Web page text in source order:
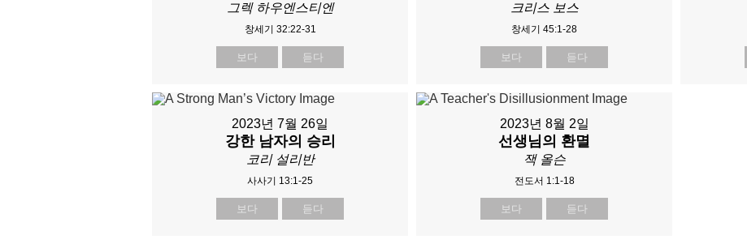
그렉 하우엔스티엔
창세기 32:22-31
보다 듣다
크리스 보스
창세기 45:1-28
보다 듣다
2023년 7월 26일
강한 남자의 승리
코리 설리반
사사기 13:1-25
보다 듣다
2023년 8월 2일
선생님의 환멸
잭 올슨
전도서 1:1-18
보다 듣다